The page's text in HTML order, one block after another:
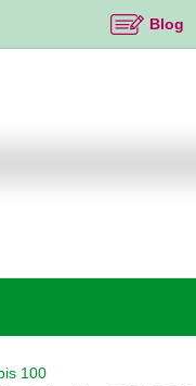
Blog
100